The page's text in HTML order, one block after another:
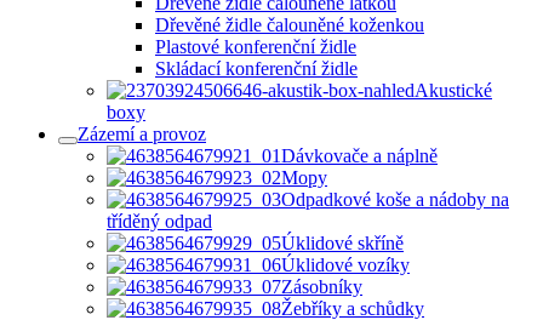
Dřevěné židle čalouněné koženkou
Plastové konferenční židle
Skládací konferenční židle
Akustické
boxy
Zázemí a provoz
Dávkovače a náplně
Mopy
Odpadkové koše a nádoby na
tříděný odpad
Úklidové skříně
Úklidové vozíky
Zásobníky
Žebříky a schůdky